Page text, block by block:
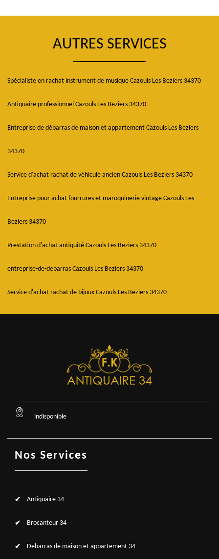
AUTRES SERVICES
Spécialiste en rachat instrument de musique Cazouls Les Beziers 34370
Antiquaire professionnel Cazouls Les Beziers 34370
Entreprise de débarras de maison et appartement Cazouls Les Beziers
34370
Service d'achat rachat de véhicule ancien Cazouls Les Beziers 34370
Entreprise pour achat fourrures et maroquinerie vintage Cazouls Les
Beziers 34370
Prestation d'achat antiquité Cazouls Les Beziers 34370
entreprise-de-debarras Cazouls Les Beziers 34370
Service d'achat rachat de bijoux Cazouls Les Beziers 34370
indisponible
Nos Services
Antiquaire 34
Brocanteur 34
Debarras de maison et appartement 34